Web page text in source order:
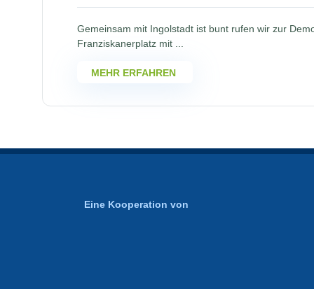
Gemeinsam mit Ingolstadt ist bunt rufen wir zur
Franziskanerplatz mit ...
MEHR ERFAHREN
Eine Kooperation von